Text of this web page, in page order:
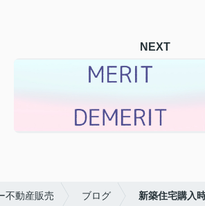
NEXT
不動産販売 ブログ 新築住宅購入